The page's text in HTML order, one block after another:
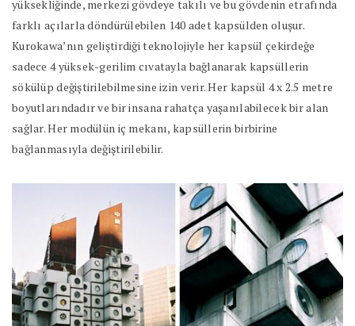
yüksekliğinde, merkezi gövdeye takılı ve bu gövdenin etrafında
farklı açılarla döndürülebilen 140 adet kapsülden oluşur.
Kurokawa’nın geliştirdiği teknolojiyle her kapsül çekirdeğe
sadece 4 yüksek-gerilim cıvatayla bağlanarak kapsüllerin
sökülüp değiştirilebilmesine izin verir. Her kapsül 4 x 2.5 metre
boyutlarındadır ve bir insana rahatça yaşanılabilecek bir alan
sağlar. Her modülün iç mekanı, kapsüllerin birbirine
bağlanmasıyla değiştirilebilir.